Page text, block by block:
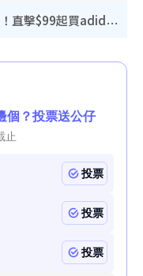
開倉優惠｜馬拉松開倉低至3折！直擊$99起買adidas／New Balance／Puma鞋款 STANLEY保溫杯劈價至$119起